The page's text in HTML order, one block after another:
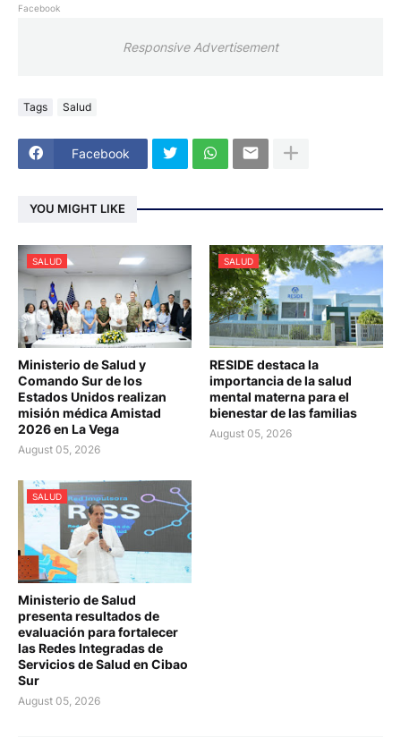
Facebook
Responsive Advertisement
Tags Salud
Facebook
YOU MIGHT LIKE
SALUD
Ministerio de Salud y
Comando Sur de los
Estados Unidos realizan
misión médica Amistad
2026 en La Vega
August 05, 2026
SALUD
RESIDE destaca la
importancia de la salud
mental materna para el
bienestar de las familias
August 05, 2026
SALUD
Ministerio de Salud
presenta resultados de
evaluación para fortalecer
las Redes Integradas de
Servicios de Salud en Cibao
Sur
August 05, 2026